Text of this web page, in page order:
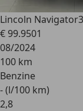
Lincoln Navigator
€ 99.9501
08/2024
100 km
Benzine
- (l/100 km)
2,8